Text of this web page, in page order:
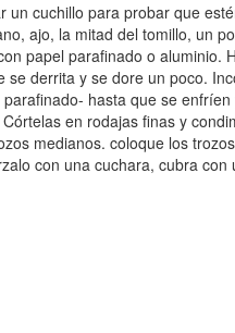
cuchillo para probar que
ajo, la mitad del tomillo, un
papel parafinado o
derrita y se dore un poco.
hasta que se
en rodajas finas y
medianos. coloque los
con una cuchara, cubra